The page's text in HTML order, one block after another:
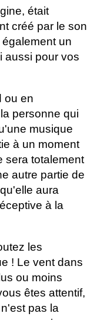
était
créé par le son
un
aussi pour vos
ou en
personne qui
musique
à un moment
sera totalement
autre partie de
aura
à la
les
! Le vent dans
ou moins
êtes attentif,
pas la